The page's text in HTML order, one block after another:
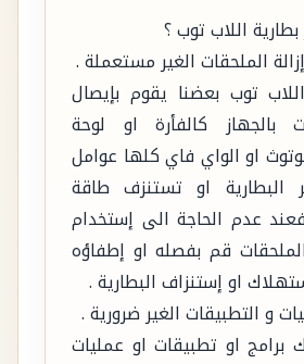
اللاب توب ؟
توب بعضنا يقوم بإيصال
بالجهاز كالفأرة او لوحة
او الواي فاي كلها عوامل
البطارية او تستنزف طاقة
عدم الحاجة الى إستخدام
قم بفصله او إطفاؤه
او إستنزاف البطارية .
برامج او تطبيقات او عمليات